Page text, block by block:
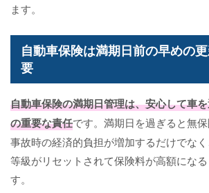
ます。
自動車保険は満期日前の早めの
要
自動車保険の満期日管理は、安心して車
の重要な責任です。満期日を過ぎると無保
事故時の経済的負担が増加するだけでな
等級がリセットされて保険料が高額にな
す。